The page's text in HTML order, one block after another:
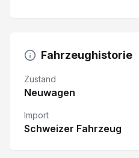
Fahrzeughistorie
Zustand
Neuwagen
Import
Schweizer Fahrzeug